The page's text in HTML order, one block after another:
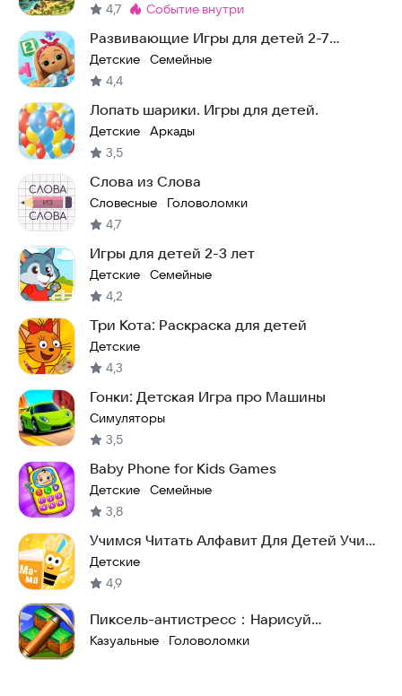
4,7 Метка:
событие внутри
Развивающие Игры для детей 2-7
Кошечки Собачки
Детские · Семейные
4,4
Лопать шарики. Игры для детей.
Детские · Аркады
3,5
Слова из Слова
Словесные · Головоломки
4,7
Игры для детей 2-3 лет
Детские · Семейные
4,2
Три Кота: Раскраска для детей
Детские
4,3
Гонки: Детская Игра про Машины
Симуляторы
3,5
Baby Phone for Kids Games
Детские · Семейные
3,8
Учимся Читать Алфавит Для Детей Учим
Буквы Игры
Детские
4,9
Пиксель-антистресс：Нарисуй
ютуберов Майна！
Казуальные · Головоломки